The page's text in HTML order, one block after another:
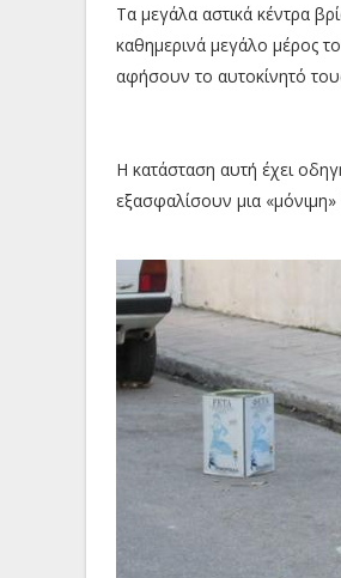
Τα μεγάλα αστικά κέντρα
καθημερινά μεγάλο μέρος
αφήσουν το αυτοκίνητό
Η κατάσταση αυτή έχει
εξασφαλίσουν μια